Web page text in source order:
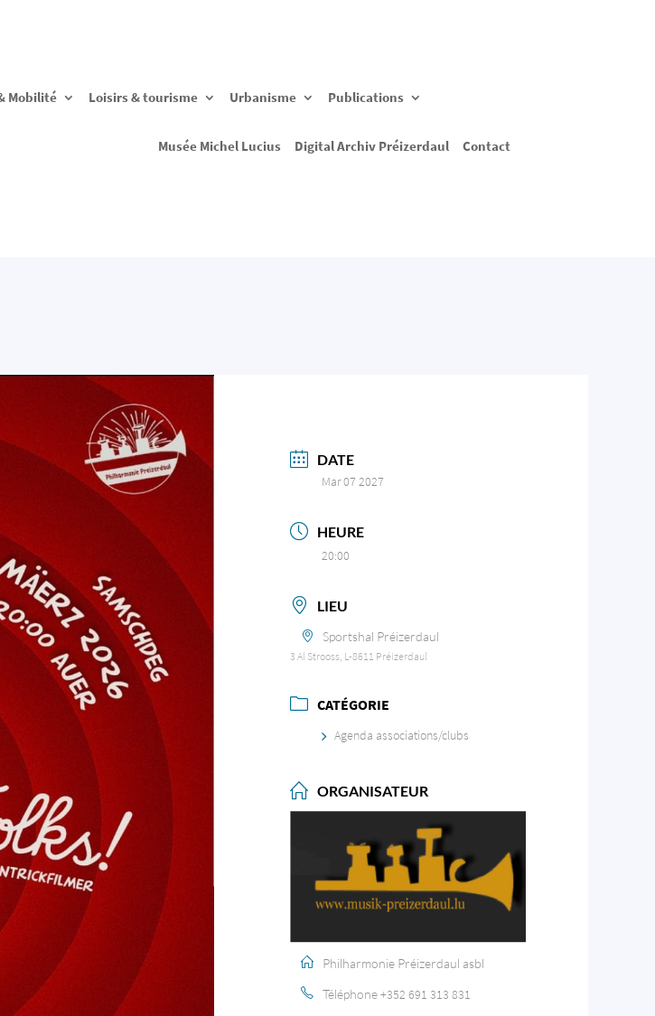
Mobilité Loisirs & tourisme Urbanisme Publications
Musée Michel Lucius Digital Archiv Préizerdaul Contact
DATE
Mar 07 2027
HEURE
20:00
LIEU
Sportshal Préizerdaul
3 Al Strooss, L-8611 Préizerdaul
CATÉGORIE
Agenda associations/clubs
ORGANISATEUR
Philharmonie Préizerdaul asbl
Téléphone+352 691 313 831